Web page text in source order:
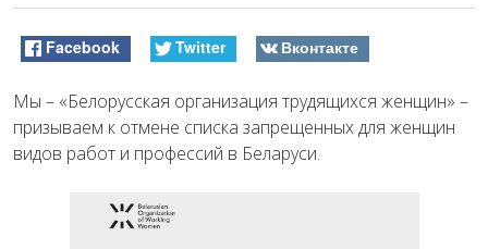
Facebook Twitter Вконтакте
Мы – «Белорусская организация трудящихся женщин» –
призываем к отмене списка запрещенных для женщин
видов работ и профессий в Беларуси.